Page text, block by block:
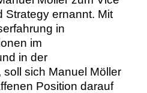
Strategy ernannt. Mit
in
im
in der
sich Manuel Möller
Position darauf